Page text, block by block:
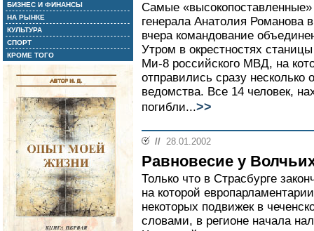
БИЗНЕС И ФИНАНСЫ
НА РЫНКЕ
КУЛЬТУРА
СПОРТ
КРОМЕ ТОГО
Самые
генерала Анатолия Романова
вчера командование
Утром в окрестностях
Ми-8 российского МВД, на
отправились сразу несколько
ведомства. Все 14 человек,
погибли...>>
// 28.01.2002
Равновесие у
Только что в Страсбурге
на которой
некоторых подвижек в
словами, в регионе начала